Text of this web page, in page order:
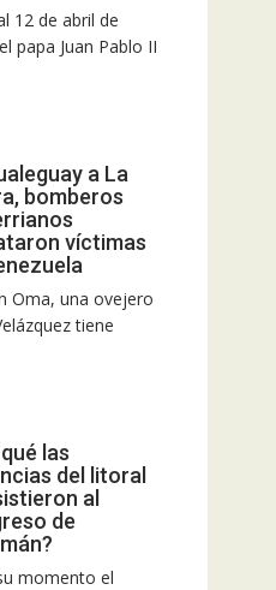
12 de abril de
papa Juan Pablo II
a La
bomberos
víctimas
Oma, una ovejero
tiene
las
del litoral
al
de
momento el